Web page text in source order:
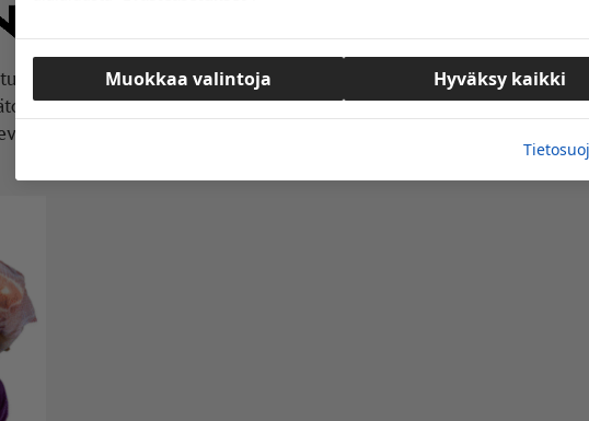
kansanteatteri. Monet tuntevat teatterin sen suosituista
työ on kiertää Suomea ja viedä laadukasta teatteria myös sinne,
draamaa, huumoria sekä musiikkia, ja perustamisajatuksen mukaisesti
Hyväksy kaikki
Muokkaa valintoja